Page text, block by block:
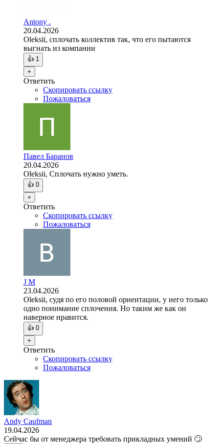
Antony .
20.04.2026
Oleksii, сплочать коллектив так, что его пытаются
выгнать из компании
👍 1
+
Ответить
Скопировать ссылку
Пожаловаться
Павел Баранов
20.04.2026
Oleksii, Сплочать нужно уметь.
👍 0
+
Ответить
Скопировать ссылку
Пожаловаться
J M
23.04.2026
Oleksii, судя по его половой ориентации, у него только
одно понимание сплочения. Но таким же как он
наверное нравится.
👍 0
+
Ответить
Скопировать ссылку
Пожаловаться
Andy Caufman
19.04.2026
Сейчас бы от менеджера требовать прикладных умений 🙄